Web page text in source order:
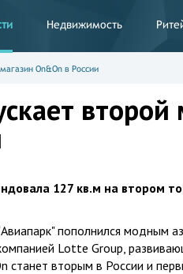
Недвижимость
On&On в России
второй
127 кв.м на втором
пополнился модным
Lotte Group,
станет вторым в России и